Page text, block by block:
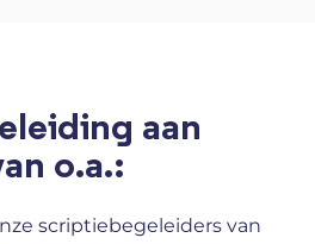
aan
o.a.:
scriptiebegeleiders van